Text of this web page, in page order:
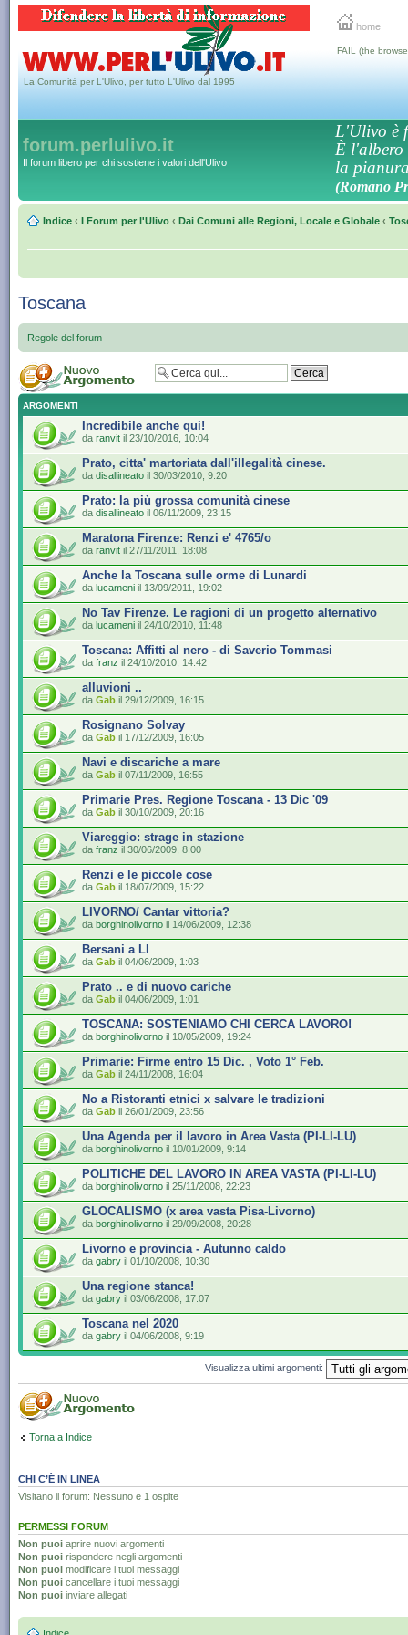
home
La Comunità per L'Ulivo, per tutto L'Ulivo dal 1995
FAIL (the
forum.perlulivo.it
Il forum libero per chi sostiene i valori dell'Ulivo
L'Ulivo è
È l'albero
la
(Romano
Indice ‹ I Forum per l'Ulivo ‹ Dai Comuni alle Regioni, Locale e Globale ‹
Toscana
Regole del forum
ARGOMENTI
Incredibile anche qui!
da ranvit il 23/10/2016, 10:04
Prato, citta' martoriata dall'illegalità cinese.
da disallineato il 30/03/2010, 9:20
Prato: la più grossa comunità cinese
da disallineato il 06/11/2009, 23:15
Maratona Firenze: Renzi e' 4765/o
da ranvit il 27/11/2011, 18:08
Anche la Toscana sulle orme di Lunardi
da lucameni il 13/09/2011, 19:02
No Tav Firenze. Le ragioni di un progetto alternativo
da lucameni il 24/10/2010, 11:48
Toscana: Affitti al nero - di Saverio Tommasi
da franz il 24/10/2010, 14:42
alluvioni ..
da Gab il 29/12/2009, 16:15
Rosignano Solvay
da Gab il 17/12/2009, 16:05
Navi e discariche a mare
da Gab il 07/11/2009, 16:55
Primarie Pres. Regione Toscana - 13 Dic '09
da Gab il 30/10/2009, 20:16
Viareggio: strage in stazione
da franz il 30/06/2009, 8:00
Renzi e le piccole cose
da Gab il 18/07/2009, 15:22
LIVORNO/ Cantar vittoria?
da borghinolivorno il 14/06/2009, 12:38
Bersani a LI
da Gab il 04/06/2009, 1:03
Prato .. e di nuovo cariche
da Gab il 04/06/2009, 1:01
TOSCANA: SOSTENIAMO CHI CERCA LAVORO!
da borghinolivorno il 10/05/2009, 19:24
Primarie: Firme entro 15 Dic. , Voto 1° Feb.
da Gab il 24/11/2008, 16:04
No a Ristoranti etnici x salvare le tradizioni
da Gab il 26/01/2009, 23:56
Una Agenda per il lavoro in Area Vasta (PI-LI-LU)
da borghinolivorno il 10/01/2009, 9:14
POLITICHE DEL LAVORO IN AREA VASTA (PI-LI-LU)
da borghinolivorno il 25/11/2008, 22:23
GLOCALISMO (x area vasta Pisa-Livorno)
da borghinolivorno il 29/09/2008, 20:28
Livorno e provincia - Autunno caldo
da gabry il 01/10/2008, 10:30
Una regione stanca!
da gabry il 03/06/2008, 17:07
Toscana nel 2020
da gabry il 04/06/2008, 9:19
Visualizza ultimi argomenti:
Torna a Indice
CHI C’È IN LINEA
Visitano il forum: Nessuno e 1 ospite
PERMESSI FORUM
Non puoi aprire nuovi argomenti
Non puoi rispondere negli argomenti
Non puoi modificare i tuoi messaggi
Non puoi cancellare i tuoi messaggi
Non puoi inviare allegati
Indice